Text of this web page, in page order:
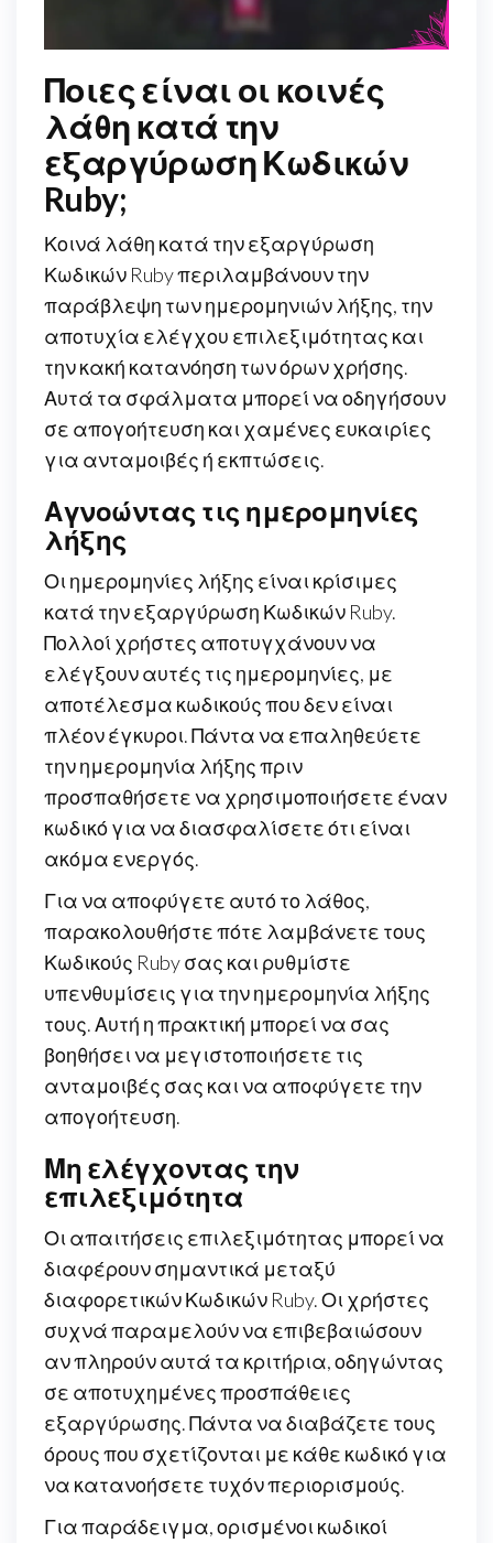
Ποιες είναι οι κοινές
λάθη κατά την
εξαργύρωση Κωδικών
Ruby;
Κοινά λάθη κατά την εξαργύρωση
Κωδικών Ruby περιλαμβάνουν την
παράβλεψη των ημερομηνιών λήξης, την
αποτυχία ελέγχου επιλεξιμότητας και
την κακή κατανόηση των όρων χρήσης.
Αυτά τα σφάλματα μπορεί να οδηγήσουν
σε απογοήτευση και χαμένες ευκαιρίες
για ανταμοιβές ή εκπτώσεις.
Αγνοώντας τις ημερομηνίες
λήξης
Οι ημερομηνίες λήξης είναι κρίσιμες
κατά την εξαργύρωση Κωδικών Ruby.
Πολλοί χρήστες αποτυγχάνουν να
ελέγξουν αυτές τις ημερομηνίες, με
αποτέλεσμα κωδικούς που δεν είναι
πλέον έγκυροι. Πάντα να επαληθεύετε
την ημερομηνία λήξης πριν
προσπαθήσετε να χρησιμοποιήσετε έναν
κωδικό για να διασφαλίσετε ότι είναι
ακόμα ενεργός.
Για να αποφύγετε αυτό το λάθος,
παρακολουθήστε πότε λαμβάνετε τους
Κωδικούς Ruby σας και ρυθμίστε
υπενθυμίσεις για την ημερομηνία λήξης
τους. Αυτή η πρακτική μπορεί να σας
βοηθήσει να μεγιστοποιήσετε τις
ανταμοιβές σας και να αποφύγετε την
απογοήτευση.
Μη ελέγχοντας την
επιλεξιμότητα
Οι απαιτήσεις επιλεξιμότητας μπορεί να
διαφέρουν σημαντικά μεταξύ
διαφορετικών Κωδικών Ruby. Οι χρήστες
συχνά παραμελούν να επιβεβαιώσουν
αν πληρούν αυτά τα κριτήρια, οδηγώντας
σε αποτυχημένες προσπάθειες
εξαργύρωσης. Πάντα να διαβάζετε τους
όρους που σχετίζονται με κάθε κωδικό για
να κατανοήσετε τυχόν περιορισμούς.
Για παράδειγμα, ορισμένοι κωδικοί